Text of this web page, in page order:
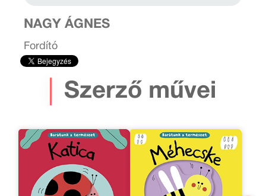
NAGY ÁGNES
Fordító
Szerző művei